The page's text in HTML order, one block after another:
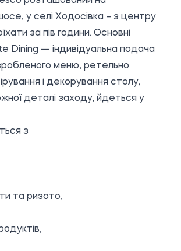
у селі Ходосівка – з центру
за пів години. Основні
Dining — індивідуальна подача
меню, ретельно
і декорування столу,
деталі заходу, йдеться у
з
та ризото,